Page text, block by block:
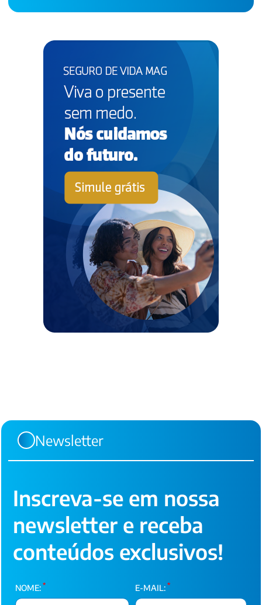
Newsletter
Inscreva-se em nossa
newsletter e receba
conteúdos exclusivos!
NOME: * E-MAIL: *